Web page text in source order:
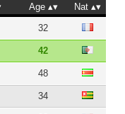
Age
Nat
32
42
48
34